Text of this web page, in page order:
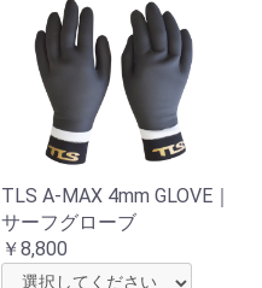
TLS A-MAX 4mm GLOVE｜
サーフグローブ
￥8,800